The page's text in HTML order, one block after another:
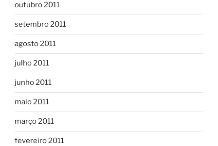
outubro 2011
setembro 2011
agosto 2011
julho 2011
junho 2011
maio 2011
março 2011
fevereiro 2011